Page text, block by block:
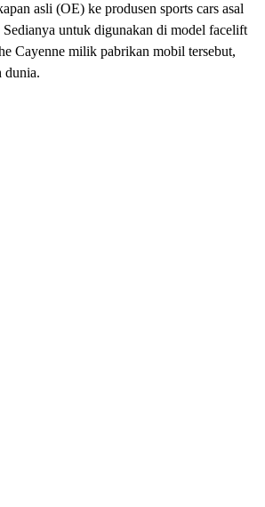
asli (OE) ke produsen sports cars asal
Sedianya untuk digunakan di model facelift
Cayenne milik pabrikan mobil tersebut,
dunia.